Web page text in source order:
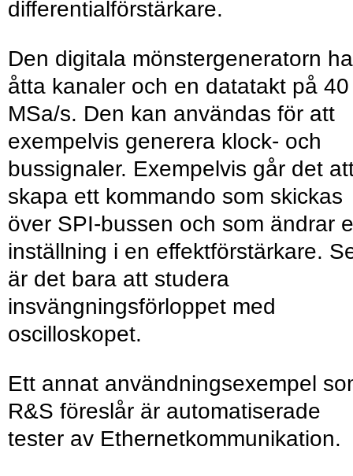
differentialförstärkare.
Den digitala mönstergeneratorn
åtta kanaler och en datatakt på 40
MSa/s. Den kan användas för att
exempelvis generera klock- och
bussignaler. Exempelvis går det
skapa ett kommando som skickas
över SPI-bussen och som ändrar
inställning i en effektförstärkare.
är det bara att studera
insvängningsförloppet med
oscilloskopet.
Ett annat användningsexempel
R&S föreslår är automatiserade
tester av Ethernetkommunikation.